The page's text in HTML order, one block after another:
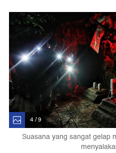
4 / 9
Suasana yang sangat gelap